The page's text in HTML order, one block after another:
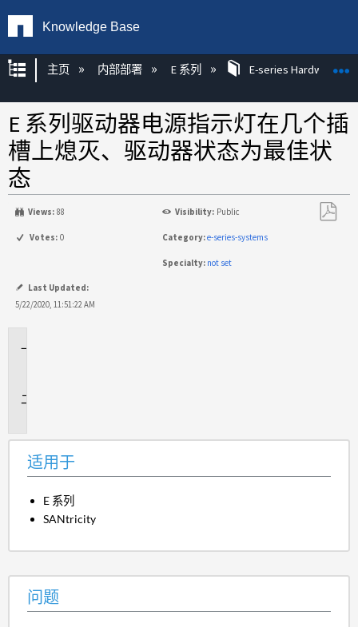
Knowledge Base
扩展/隐缩全局层次
主页 内部部署 E 系列 E-series Hardware
E 系列驱动器电源指示灯在几个插
槽上熄灭、驱动器状态为最佳状
态
Views: 88 Visibility: Public
Votes: 0 Category:e-series-systems
Specialty: not set
Last Updated:
5/22/2020, 11:51:22 AM
适用于
E 系列
SANtricity
问题